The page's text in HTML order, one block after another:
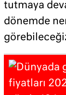
tutmaya
dönemde